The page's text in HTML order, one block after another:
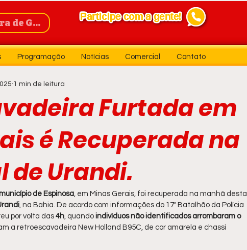
Programação Notícias Comercial Contato
Furtada em
é Recuperada na
de Urandi.
1 min de leitura
de Espinosa, em Minas Gerais, foi recuperada na manhã desta
, na Bahia. De acordo com informações do 17º Batalhão da Polícia
por volta das 4h, quando indivíduos não identificados arrombaram o
a retroescavadeira New Holland B95C, de cor amarela e chassi